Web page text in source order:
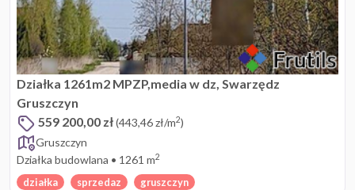
Działka 1261m2 MPZP,media w dz, Swarzędz
Gruszczyn
559 200,00 zł(443,46 zł/m2)
Gruszczyn
Działka budowlana • 1261 m2
działka sprzedaz gruszczyn